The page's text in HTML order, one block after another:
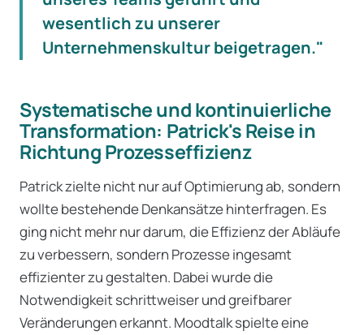
wesentlich zu unserer
Unternehmenskultur beigetragen."
Systematische und kontinuierliche
Transformation: Patrick's Reise in
Richtung Prozesseffizienz
Patrick zielte nicht nur auf Optimierung ab, sondern
wollte bestehende Denkansätze hinterfragen. Es
ging nicht mehr nur darum, die Effizienz der Abläufe
zu verbessern, sondern Prozesse ingesamt
effizienter zu gestalten. Dabei wurde die
Notwendigkeit schrittweiser und greifbarer
Veränderungen erkannt. Moodtalk spielte eine